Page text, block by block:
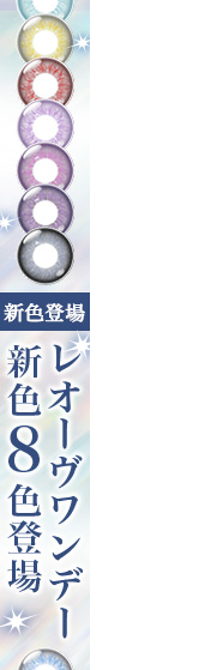
クオールバ
け目 ロング
ー04
円(税込)
円(税込)